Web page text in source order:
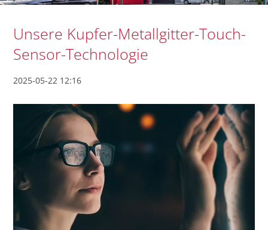
Unsere Kupfer-Metallgitter-Touch-
Sensor-Technologie
2025-05-22 12:16